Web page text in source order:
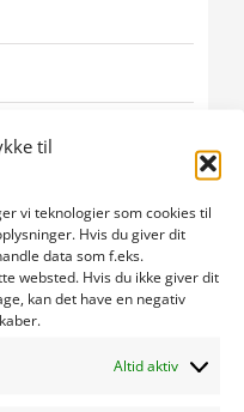
til
vi teknologier som cookies til
Hvis du giver dit
data som f.eks.
websted. Hvis du ikke giver dit
kan det have en negativ
Altid aktiv